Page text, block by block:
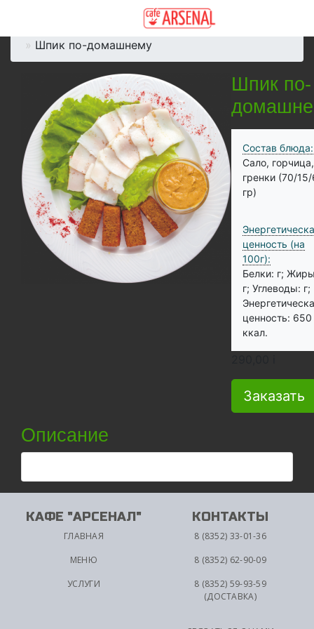
Холодные закуски
Шпик по-домашнему
Шпик по-
Состав блюда:
Сало, горчица,
гренки (70/
гр)
ценность (на
100г):
Белки: г;
г; Углеводы: г;
ценность: 650
ккал.
Заказать
Описание
КАФЕ "АРСЕНАЛ"
ГЛАВНАЯ
МЕНЮ
УСЛУГИ
КОНТАКТЫ
8 (8352) 33-01-36
8 (8352) 62-90-09
8 (8352) 59-93-59
(ДОСТАВКА)